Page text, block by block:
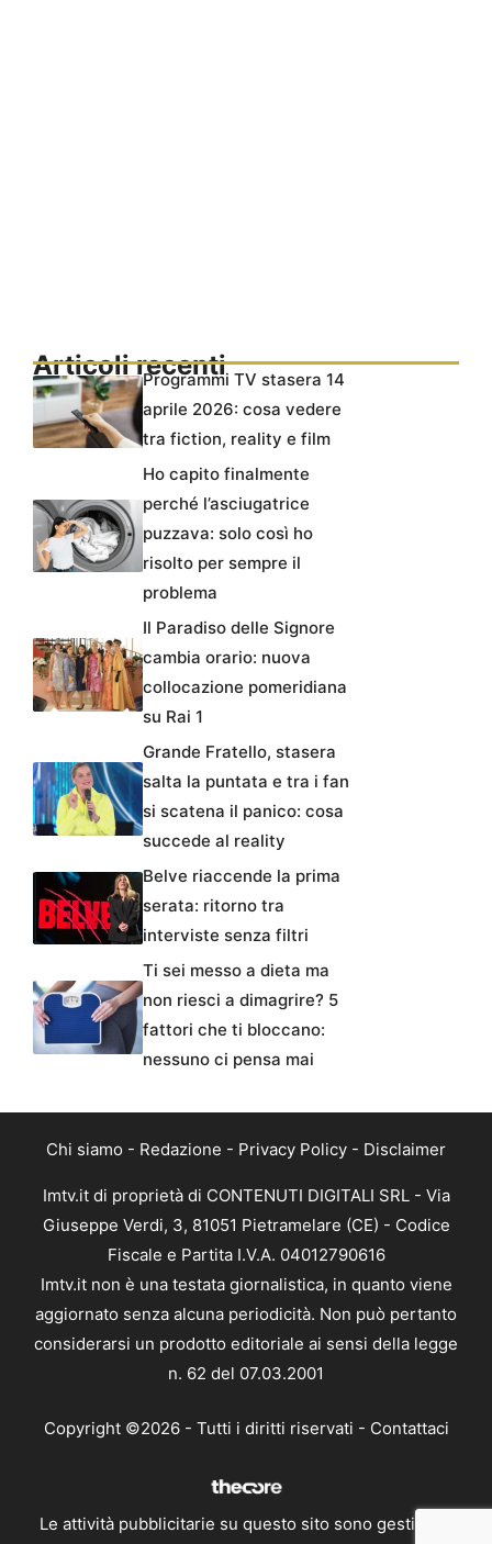
Articoli recentiProgrammi TV stasera 14
aprile 2026: cosa vedere
tra fiction, reality e film
Ho capito finalmente
perché l’asciugatrice
puzzava: solo così ho
risolto per sempre il
problema
Il Paradiso delle Signore
cambia orario: nuova
collocazione pomeridiana
su Rai 1
Grande Fratello, stasera
salta la puntata e tra i fan
si scatena il panico: cosa
succede al reality
Belve riaccende la prima
serata: ritorno tra
interviste senza filtri
Ti sei messo a dieta ma
non riesci a dimagrire? 5
fattori che ti bloccano:
nessuno ci pensa mai
Chi siamo - Redazione - Privacy Policy - Disclaimer
Imtv.it di proprietà di CONTENUTI DIGITALI SRL - Via
Giuseppe Verdi, 3, 81051 Pietramelare (CE) - Codice
Fiscale e Partita I.V.A. 04012790616
Imtv.it non è una testata giornalistica, in quanto viene
aggiornato senza alcuna periodicità. Non può pertanto
considerarsi un prodotto editoriale ai sensi della legge
n. 62 del 07.03.2001
Copyright ©2026 - Tutti i diritti riservati - Contattaci
Le attività pubblicitarie su questo sito sono gestite da